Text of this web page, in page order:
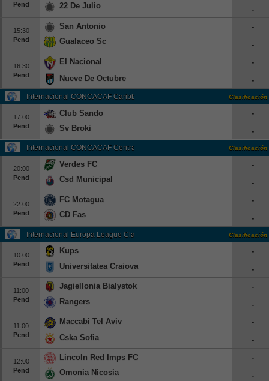
Pend
22 De Julio
-
15:30
Pend
San Antonio
Gualaceo Sc
-
-
16:30
Pend
El Nacional
Nueve De Octubre
-
-
Internacional CONCACAF Caribbean Cup Grp. A Clasificación
17:00
Pend
Club Sando
Sv Broki
-
-
Internacional CONCACAF Central American Cup Grp. D Clasificación
20:00
Pend
Verdes FC
Csd Municipal
-
-
22:00
Pend
FC Motagua
CD Fas
-
-
Internacional Europa League Clasificación Clasificación
10:00
Pend
Kups
Universitatea Craiova
-
-
11:00
Pend
Jagiellonia Bialystok
Rangers
-
-
11:00
Pend
Maccabi Tel Aviv
Cska Sofia
-
-
12:00
Pend
Lincoln Red Imps FC
Omonia Nicosia
-
-